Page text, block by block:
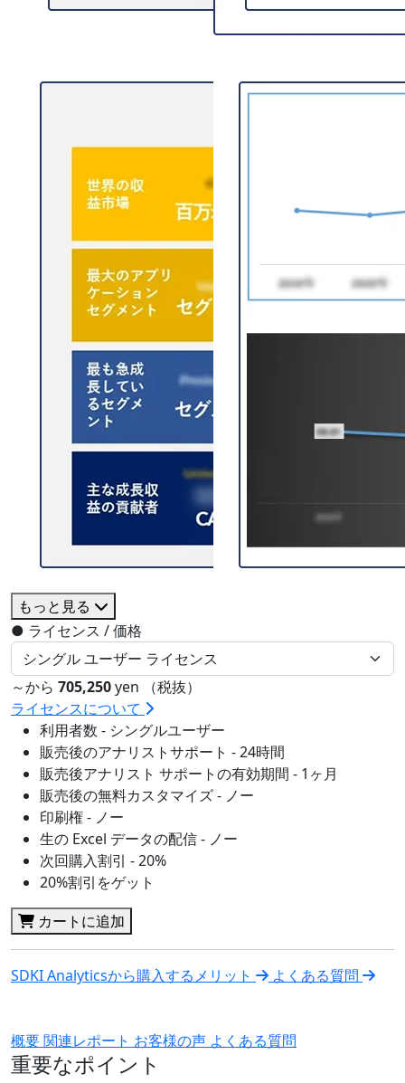
もっと見る
● ライセンス / 価格
～から 705,250yen （税抜）
ライセンスについて
利用者数 - シングルユーザー
販売後のアナリストサポート - 24時間
販売後アナリスト サポートの有効期間 - 1ヶ月
販売後の無料カスタマイズ - ノー
印刷権 - ノー
生の Excel データの配信 - ノー
次回購入割引 - 20%
20%割引をゲット
カートに追加
SDKI Analyticsから購入するメリット よくある質問
概要関連レポート お客様の声 よくある質問
重要なポイント